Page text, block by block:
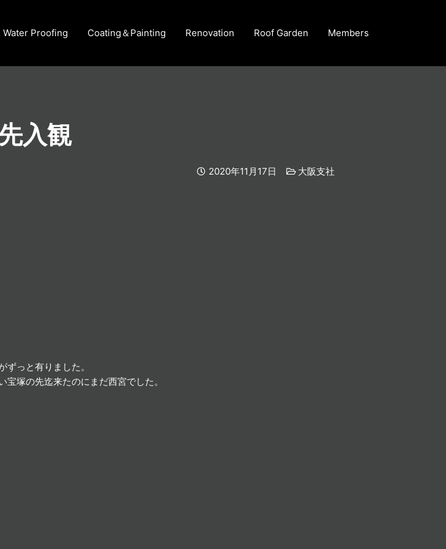
Water Proofing Coating＆Painting Renovation Roof Garden Members
先入観
2020年11月17日 大阪支社
っと有りました。
塚の先迄来たのにまだ西宮でした。